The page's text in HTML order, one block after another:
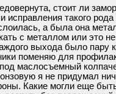
стоит ли
исправления такого
а была она
с металлом или это
выхода было
поменяю для
маслосъемный
я не придумал
Какие могли еще